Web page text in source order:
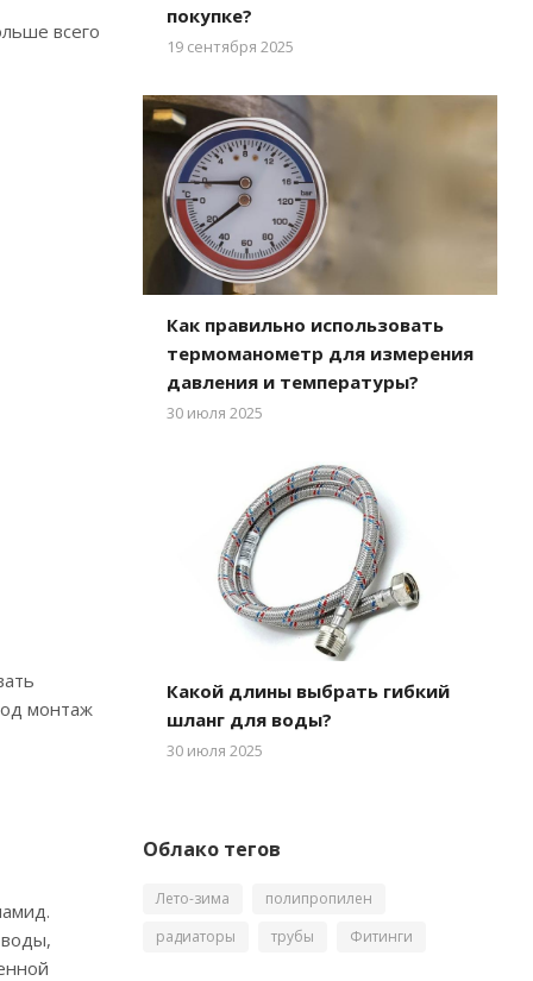
всего
монтаж
покупке?
19 сентября 2025
Как правильно использовать
термоманометр для измерения
давления и температуры?
30 июля 2025
Какой длины выбрать гибкий
шланг для воды?
30 июля 2025
Облако тегов
Лето-зима
полипропилен
радиаторы
трубы Фитинги